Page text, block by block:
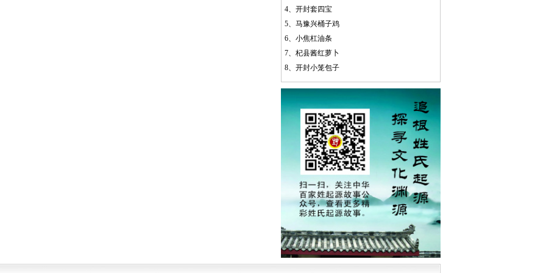
4、 开封套四宝
5、 马豫兴桶子鸡
6、 小焦杠油条
7、 杞县酱红萝卜
8、 开封小笼包子